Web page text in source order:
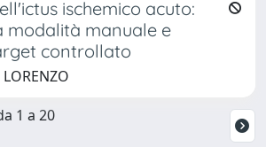
ischemico acuto:
manuale e
controllato
1 a 20